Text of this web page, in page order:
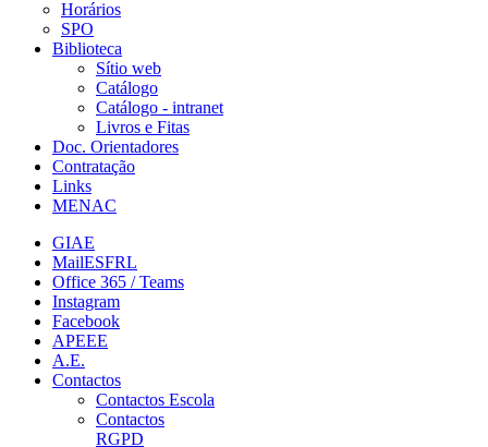
Horários
SPO
Biblioteca
Sítio web
Catálogo
Catálogo - intranet
Livros e Fitas
Doc. Orientadores
Contratação
Links
MENAC
GIAE
MailESFRL
Office 365 / Teams
Instagram
Facebook
APEEE
A.E.
Contactos
Contactos Escola
Contactos
RGPD